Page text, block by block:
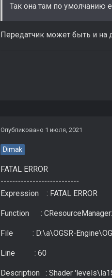
Так она там по умолчанию
Передатчик может быть и на
Опубликовано 1 июля, 2021
Dimak
FATAL ERROR
---------------------------
Expression : FATAL ERROR
Function :
File : D:\a\OGSR-
Line : 60
Description : Shader